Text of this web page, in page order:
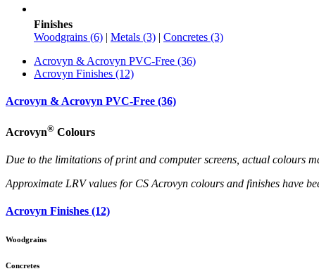
Finishes
Woodgrains (6) | Metals (3) | Concretes (3)
Acrovyn & Acrovyn PVC-Free (36)
Acrovyn Finishes (12)
Acrovyn & Acrovyn PVC-Free (36)
Acrovyn® Colours
Due to the limitations of print and computer screens, actual colours
Approximate LRV values for CS Acrovyn colours and finishes have
Acrovyn Finishes (12)
Woodgrains
Concretes